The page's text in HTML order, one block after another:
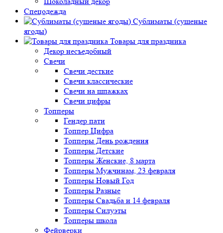
Спецодежда
Сублиматы (сушеные
ягоды)
Товары для праздника
Декор несъедобный
Свечи
Свечи десткие
Свечи классические
Свечи на шпажках
Свечи цифры
Топперы
Гендер пати
Топпер Цифра
Топперы День рождения
Топперы Детские
Топперы Женские, 8 марта
Топперы Мужчинам, 23 февраля
Топперы Новый Год
Топперы Разные
Топперы Свадьба и 14 февраля
Топперы Силуэты
Топперы школа
Фейрверки